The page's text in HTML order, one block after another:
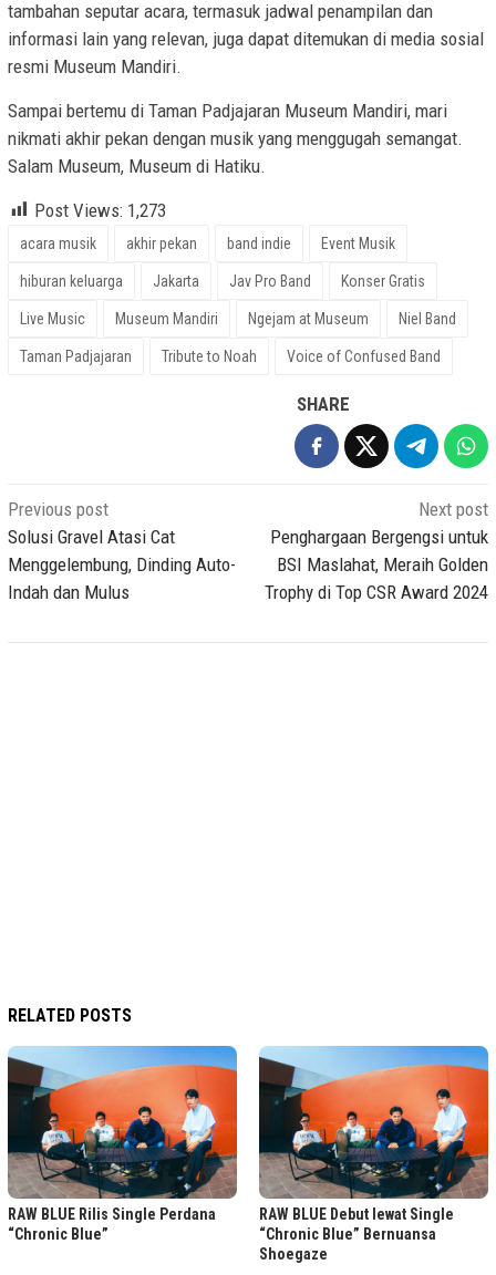
tambahan seputar acara, termasuk jadwal penampilan dan
informasi lain yang relevan, juga dapat ditemukan di media sosial
resmi Museum Mandiri.
Sampai bertemu di Taman Padjajaran Museum Mandiri, mari
nikmati akhir pekan dengan musik yang menggugah semangat.
Salam Museum, Museum di Hatiku.
Post Views: 1,273
acara musik akhir pekan band indie Event Musik
hiburan keluarga Jakarta Jav Pro Band Konser Gratis
Live Music Museum Mandiri Ngejam at Museum Niel Band
Taman Padjajaran Tribute to Noah Voice of Confused Band
SHARE
Post
navigation
Previous post
Solusi Gravel Atasi Cat
Menggelembung, Dinding Auto-
Indah dan Mulus
Next post
Penghargaan Bergengsi untuk
BSI Maslahat, Meraih Golden
Trophy di Top CSR Award 2024
RELATED POSTS
RAW BLUE Rilis Single Perdana
“Chronic Blue”
RAW BLUE Debut lewat Single
“Chronic Blue” Bernuansa
Shoegaze